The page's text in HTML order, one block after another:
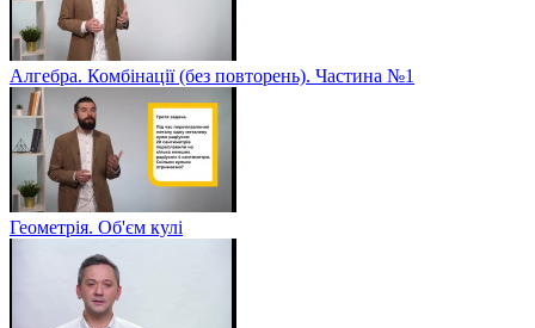
Алгебра. Комбінації (без повторень). Частина №1
Геометрія. Об'єм кулі